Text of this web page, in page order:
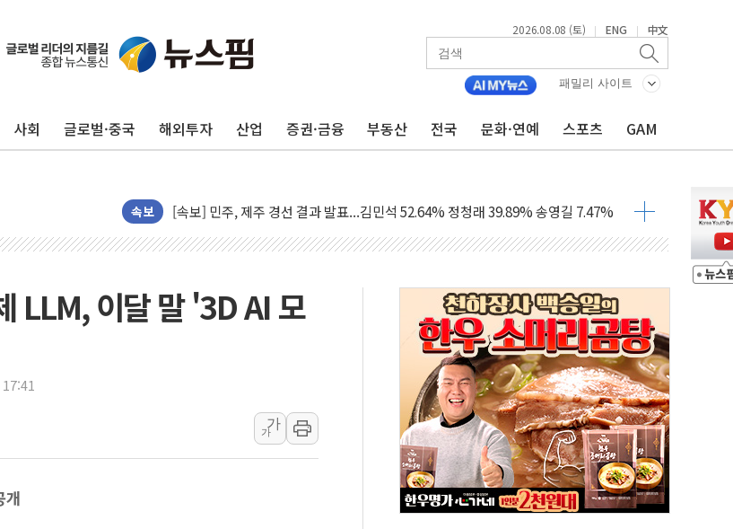
2026.08.08 (토) | ENG | 中文
패밀리 사이트
사회 글로벌·중국 해외투자 산업 증권·금융 부동산 전국 문화·연예 스포츠 GAM
속보
[속보] 민주, 제주·인천 경선 결과 발표...김민석 47.75% 정청래 42.08%
[속보] 민주, 인천 경선 결과 발표...김민석 45.09% 정청래 43.27% 송영길 11.63%
이번주 국내 주요 금융일정(8.10~8.14)
美, 이란전 출구전략 만지작…공습 한계·탄약 부족 현실화
폐기물 수거하다 참변…60대 환경미화원 수거차에 치여 사망
서울 중랑구 주택가서 흉기 난동…60대 남성 2명 숨져
李대통령 "결혼 때문에 손해 보는 일 없게"…'결혼 페널티' 22개 과제 손본다
여수 오동도 인근 해상서 모터보트 전복…1명 사망·1명 실종
추미애, '위안부' 피해자 기림의 날 참석..."국제적 시민 연대로 목소리 내야"
인천 선재도 갯벌서 해루질 중 실종 60대 나흘만에 숨진 채 발견
인천서 말다툼 중 어머니 흉기 살해 10대 아들 체포
'화합' 꺼낸 김민석에 '뻔뻔' 받아친 정청래…제주 연설서 신경전 고조
李대통령, ISA 개편 재검토 지시…與 "적극 환영"·野 "졸속 국정"
LLM, 이달 말 '3D AI 모
가
가
개